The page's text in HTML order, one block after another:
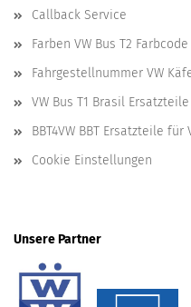
Callback Service
Farben VW Bus T2
Fahrgestellnummer VW
VW Bus T1 Brasil
BBT4VW BBT Ersatzteile für
Cookie Einstellungen
Unsere Partner